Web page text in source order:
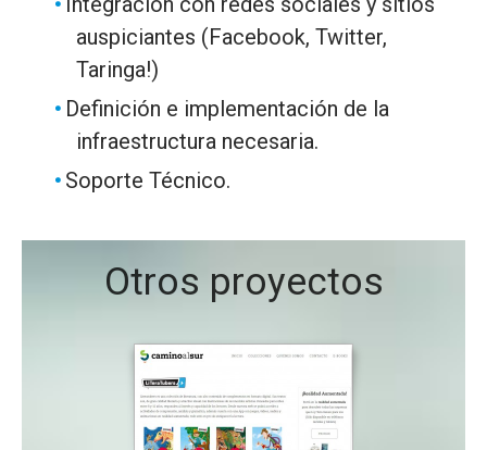
auspiciantes (Facebook, Twitter,
Taringa!)
Definición e implementación de la
infraestructura necesaria.
Soporte Técnico.
Otros proyectos